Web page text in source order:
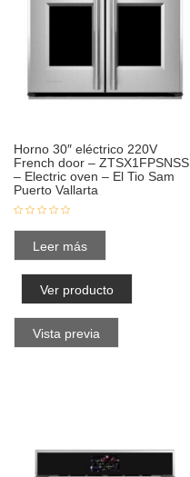
Horno 30″ eléctrico 220V
French door – ZTSX1FPSNSS
– Electric oven – El Tio Sam
Puerto Vallarta
Leer más
Ver producto
Vista previa